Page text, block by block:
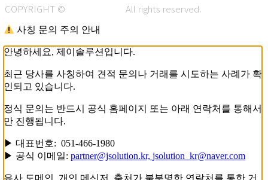
COPYRIGHT © All rights reserved.
사칭 문의 주의 안내
안녕하세요, 제이솔루션입니다.
최근 당사를 사칭하여 견적 문의나 거래를 시도하는 사례가 확
인되고 있습니다.
정식 문의는 반드시 공식 홈페이지 또는 아래 연락처를 통해서
만 진행됩니다.
▶ 대표번호: 051-466-1980
▶ 공식 이메일: partner@jsolution.kr, jsolution_kr@naver.com
유사 도메인, 개인 메신저, 출처가 불분명한 연락처를 통한 거